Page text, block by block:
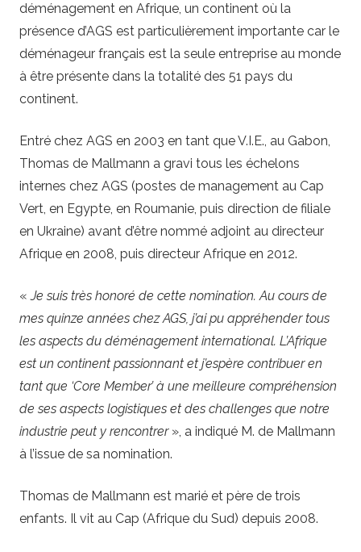
déménagement en Afrique, un continent où la
présence d’AGS est particulièrement importante car le
déménageur français est la seule entreprise au monde
à être présente dans la totalité des 51 pays du
continent.
Entré chez AGS en 2003 en tant que V.I.E., au Gabon,
Thomas de Mallmann a gravi tous les échelons
internes chez AGS (postes de management au Cap
Vert, en Egypte, en Roumanie, puis direction de filiale
en Ukraine) avant d’être nommé adjoint au directeur
Afrique en 2008, puis directeur Afrique en 2012.
«Je suis très honoré de cette nomination. Au cours de
mes quinze années chez AGS, j’ai pu appréhender tous
les aspects du déménagement international. L’Afrique
est un continent passionnant et j’espère contribuer en
tant que ‘Core Member’ à une meilleure compréhension
de ses aspects logistiques et des challenges que notre
industrie peut y rencontrer», a indiqué M. de Mallmann
à l’issue de sa nomination.
Thomas de Mallmann est marié et père de trois
enfants. Il vit au Cap (Afrique du Sud) depuis 2008.